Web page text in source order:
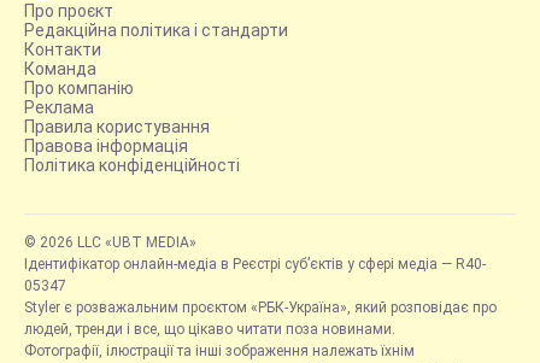
Про проєкт
Редакційна політика і стандарти
Контакти
Команда
Про компанію
Реклама
Правила користування
Правова інформація
Політика конфіденційності
© 2026 LLC «UBT MEDIA»
Ідентифікатор онлайн-медіа в Реєстрі суб’єктів у сфері медіа — R40-
05347
Styler є розважальним проєктом «РБК-Україна», який розповідає про
людей, тренди і все, що цікаво читати поза новинами.
Фотографії, ілюстрації та інші зображення належать їхнім